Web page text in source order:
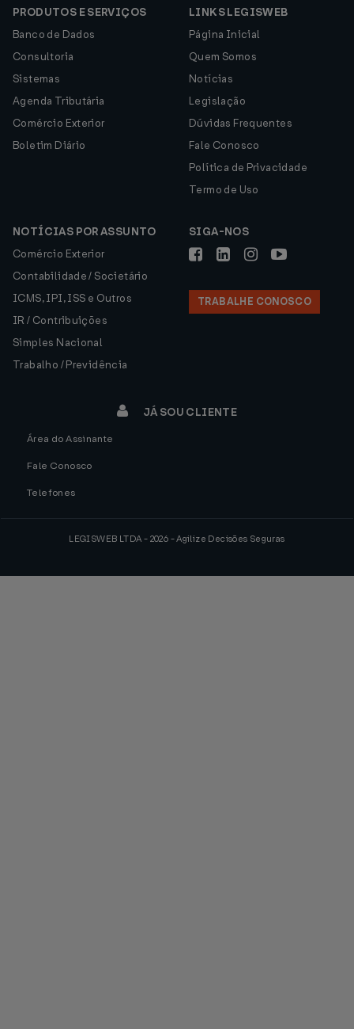
PRODUTOS E SERVIÇOS
Banco de Dados
Consultoria
Sistemas
Agenda Tributária
Comércio Exterior
Boletim Diário
LINKS LEGISWEB
Página Inicial
Quem Somos
Notícias
Legislação
Dúvidas Frequentes
Fale Conosco
Política de Privacidade
Termo de Uso
NOTÍCIAS POR ASSUNTO
Comércio Exterior
Contabilidade / Societário
ICMS, IPI, ISS e Outros
IR / Contribuições
Simples Nacional
Trabalho / Previdência
SIGA-NOS
TRABALHE CONOSCO
JÁ SOU CLIENTE
Área do Assinante
Fale Conosco
Telefones
LEGISWEB LTDA - 2026 - Agilize Decisões Seguras